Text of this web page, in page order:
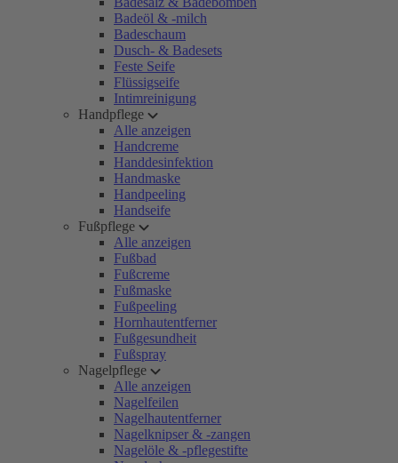
Badeöl & -milch
Badeschaum
Dusch- & Badesets
Feste Seife
Flüssigseife
Intimreinigung
Handpflege
Alle anzeigen
Handcreme
Handdesinfektion
Handmaske
Handpeeling
Handseife
Fußpflege
Alle anzeigen
Fußbad
Fußcreme
Fußmaske
Fußpeeling
Hornhautentferner
Fußgesundheit
Fußspray
Nagelpflege
Alle anzeigen
Nagelfeilen
Nagelhautentferner
Nagelknipser & -zangen
Nagelöle & -pflegestifte